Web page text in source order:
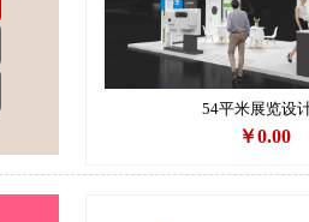
54平米展览设
￥0.00